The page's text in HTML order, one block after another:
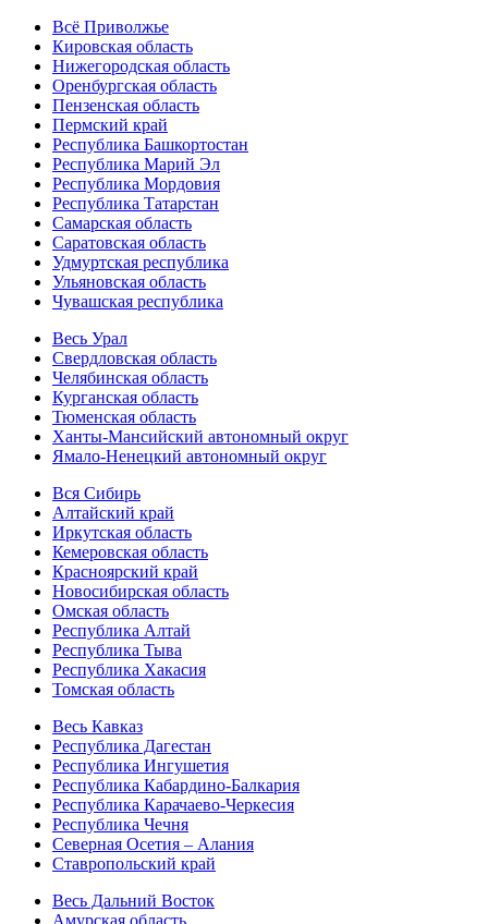
Всё Приволжье
Кировская область
Нижегородская область
Оренбургская область
Пензенская область
Пермский край
Республика Башкортостан
Республика Марий Эл
Республика Мордовия
Республика Татарстан
Самарская область
Саратовская область
Удмуртская республика
Ульяновская область
Чувашская республика
Весь Урал
Свердловская область
Челябинская область
Курганская область
Тюменская область
Ханты-Мансийский автономный округ
Ямало-Ненецкий автономный округ
Вся Сибирь
Алтайский край
Иркутская область
Кемеровская область
Красноярский край
Новосибирская область
Омская область
Республика Алтай
Республика Тыва
Республика Хакасия
Томская область
Весь Кавказ
Республика Дагестан
Республика Ингушетия
Республика Кабардино-Балкария
Республика Карачаево-Черкесия
Республика Чечня
Северная Осетия – Алания
Ставропольский край
Весь Дальний Восток
Амурская область